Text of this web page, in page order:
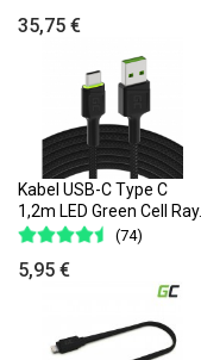
35,75 €
Kabel USB-C Type C
1,2m LED Green Cell Ray..
(74)
5,95 €